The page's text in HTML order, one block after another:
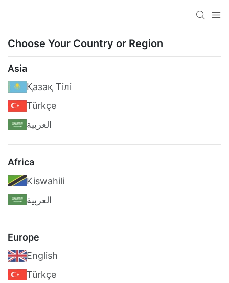
Choose Your Country or Region
Asia
Қазақ Тілі
Türkçe
العربية
Africa
Kiswahili
العربية
Europe
English
Türkçe